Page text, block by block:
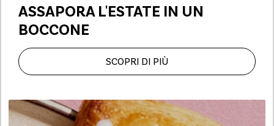
ASSAPORA L'ESTATE IN UN
BOCCONE
SCOPRI DI PIÙ